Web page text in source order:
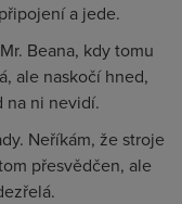
a jede.
Beana, kdy tomu
ale naskočí hned,
na ni nevidí.
Neříkám, že stroje
přesvědčen, ale